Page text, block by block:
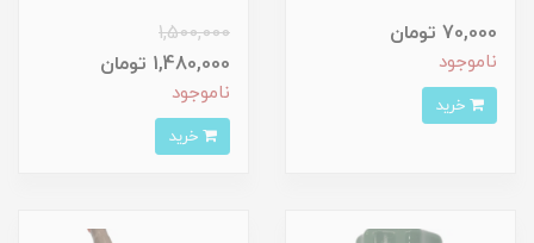
70,000 تومان
ناموجود
1,500,000
1,480,000 تومان
ناموجود